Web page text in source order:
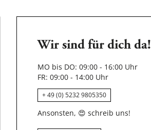
Wir sind für dich da!
MO bis DO: 09:00 - 16:00 Uhr
FR: 09:00 - 14:00 Uhr
+ 49 (0) 5232 9805350
Ansonsten, 😍 schreib uns!